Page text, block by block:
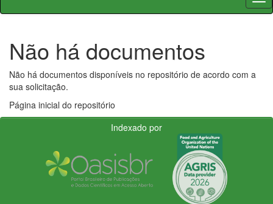
Não há documentos
Não há documentos disponíveis no repositório de acordo com a
sua solicitação.
Página inicial do repositório
Indexado por